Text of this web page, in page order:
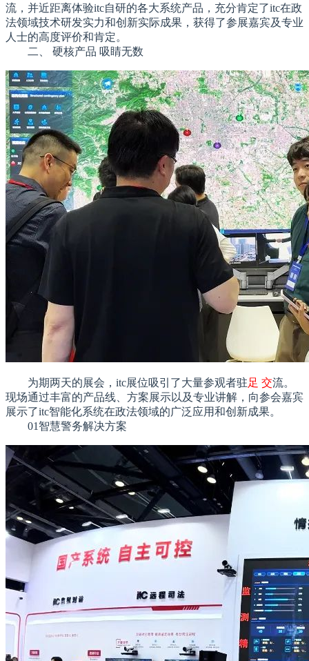
流，并近距离体验itc自研的各大系统产品，充分肯定了itc在政
法领域技术研发实力和创新实际成果，获得了参展嘉宾及专业
人士的高度评价和肯定。
二、 硬核产品 吸睛无数
为期两天的展会，itc展位吸引了大量参观者驻足 交流。
现场通过丰富的产品线、方案展示以及专业讲解，向参会嘉宾
展示了itc智能化系统在政法领域的广泛应用和创新成果。
01智慧警务解决方案